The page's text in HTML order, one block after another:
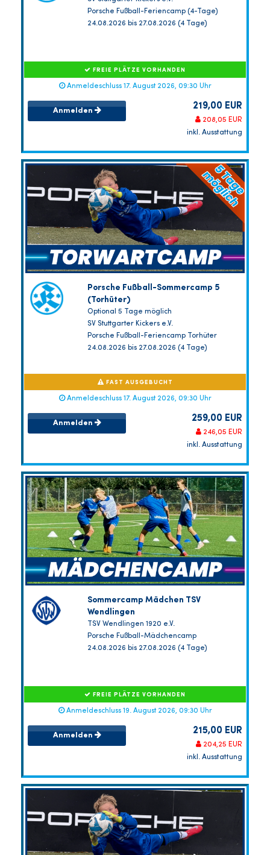
Porsche Fußball-Feriencamp (4-Tage)
24.08.2026 bis 27.08.2026 (4 Tage)
FREIE PLÄTZE VORHANDEN
Anmeldeschluss 17. August 2026, 09:30 Uhr
Anmelden 219,00 EUR
208,05 EUR
inkl. Ausstattung
Porsche Fußball-Sommercamp 5
(Torhüter)
Optional 5 Tage möglich
SV Stuttgarter Kickers e.V.
Porsche Fußball-Feriencamp Torhüter
24.08.2026 bis 27.08.2026 (4 Tage)
FAST AUSGEBUCHT
Anmeldeschluss 17. August 2026, 09:30 Uhr
Anmelden 259,00 EUR
246,05 EUR
inkl. Ausstattung
Sommercamp Mädchen TSV
Wendlingen
TSV Wendlingen 1920 e.V.
Porsche Fußball-Mädchencamp
24.08.2026 bis 27.08.2026 (4 Tage)
FREIE PLÄTZE VORHANDEN
Anmeldeschluss 19. August 2026, 09:30 Uhr
Anmelden 215,00 EUR
204,25 EUR
inkl. Ausstattung